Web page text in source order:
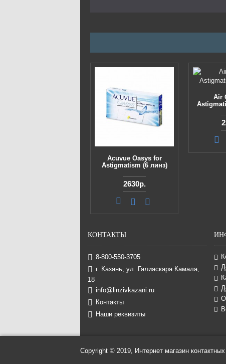
Acuvue Oasys for
Astigmatism (6 линз)
2630р.
Air
КОНТАКТЫ
8-800-550-3705
г. Казань, ул. Галиаскара Камала,
18
info@linzivkazani.ru
Контакты
Наши реквизиты
Copyright © 2019, Интернет магазин